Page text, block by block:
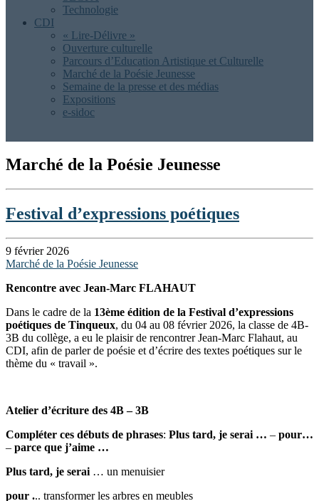
Technologie
CDI
« Lire-Délivre »
Ouverture culturelle
Parcours d’Education Artistique et Culturelle
Marché de la Poésie Jeunesse
Semaine de la presse et des médias
Expositions
e-sidoc
Marché de la Poésie Jeunesse
Festival d’expressions poétiques
9 février 2026
Marché de la Poésie Jeunesse
Rencontre avec Jean-Marc FLAHAUT
Dans le cadre de la 13ème édition de la Festival d’expressions
poétiques de Tinqueux, du 04 au 08 février 2026, la classe de 4B-
3B du collège, a eu le plaisir de rencontrer Jean-Marc Flahaut, au
CDI, afin de parler de poésie et d’écrire des textes poétiques sur le
thème du « travail ».
Atelier d’écriture des 4B – 3B
Compléter ces débuts de phrases: Plus tard, je serai … – pour…
– parce que j’aime …
Plus tard, je serai … un menuisier
pour ... transformer les arbres en meubles